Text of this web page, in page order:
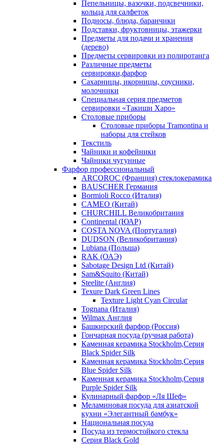
Пепельницы, вазочки, подсвечники,
кольца для салфеток
Подносы, блюда, баранчики
Подставки, фруктовницы, этажерки
Предметы для подачи и хранения
(дерево)
Предметы сервировки из полиротанга
Различные предметы
сервировки,фарфор
Сахарницы, икорницы, соусники,
молочники
Специальная серия предметов
сервировки «Такиши Харо»
Столовые приборы
Столовые приборы Trаmоntina и
наборы для стейков
Текстиль
Чайники и кофейники
Чайники чугунные
Фарфор профессиональный
ARCOROC (Франция) стеклокерамика
BAUSCHER Германия
Bormioli Rocco (Италия)
CAMEO (Китай)
CHURCHILL Великобритания
Continental (ЮАР)
COSTA NOVA (Португалия)
DUDSON (Великобритания)
Lubiana (Польша)
RAK (ОАЭ)
Sabotage Design Ltd (Китай)
Sam&Squito (Китай)
Steelite (Англия)
Texure Dark Green Lines
Texture Light Cyan Circular
Tognana (Италия)
Wilmax Англия
Башкирский фарфор (Россия)
Гончарная посуда (ручная работа)
Каменная керамика Stockholm,Серия
Black Spider Silk
Каменная керамика Stockholm,Серия
Blue Spider Silk
Каменная керамика Stockholm,Серия
Purple Spider Silk
Кулинарный фарфор «Ля Шеф»
Меламиновая посуда для азиатской
кухни «Элегантный бамбук»
Национальная посуда
Посуда из термостойкого стекла
Серия Black Gold